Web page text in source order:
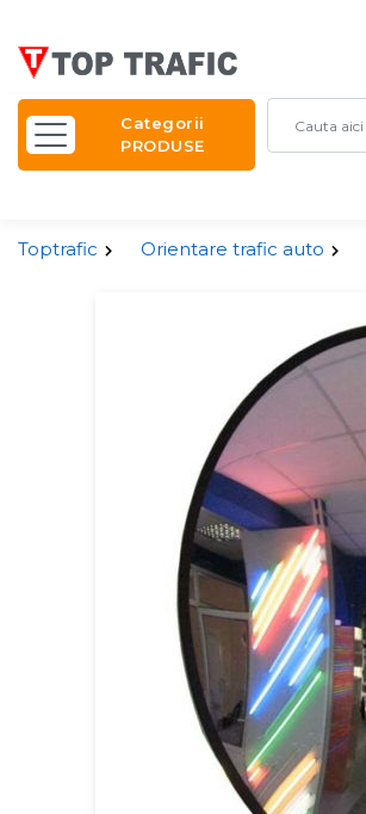
Categorii
PRODUSE
Toptrafic Orientare trafic auto